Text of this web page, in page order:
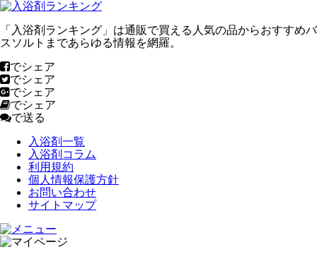
「入浴剤ランキング」は通販で買える人気の品からおすすめバ
スソルトまであらゆる情報を網羅。
でシェア
でシェア
でシェア
でシェア
で送る
入浴剤一覧
入浴剤コラム
利用規約
個人情報保護方針
お問い合わせ
サイトマップ